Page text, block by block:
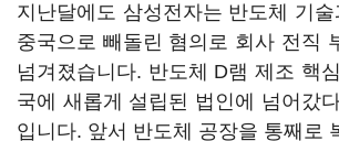
지난달에도 삼성전자는 반도체 기
중국으로 빼돌린 혐의로 회사 전직
넘겨졌습니다. 반도체 D램 제조 핵
국에 새롭게 설립된 법인에 넘어갔
입니다. 앞서 반도체 공장을 통째로